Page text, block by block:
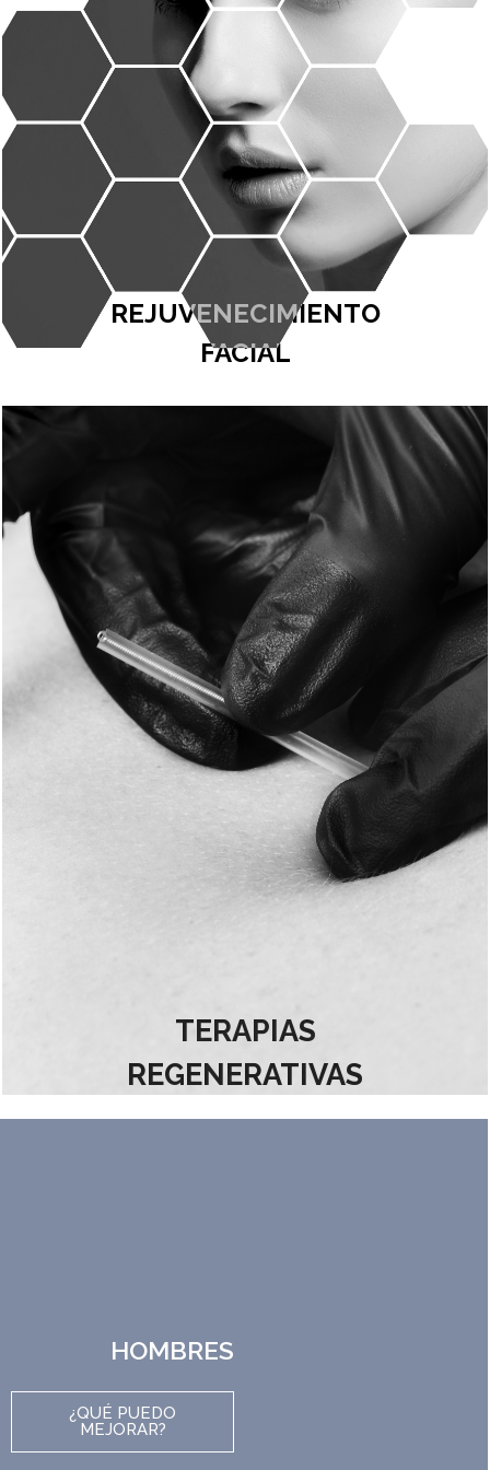
NANO FAT - MICRO FAT
+ INFO
REJUVENECIMIENTO
FACIAL
RECUPERACIÓN DE LA PIEL
- CICATRICEZ - ACNÉ
+ INFO
TERAPIAS
REGENERATIVAS
HOMBRES
¿QUÉ PUEDO
MEJORAR?